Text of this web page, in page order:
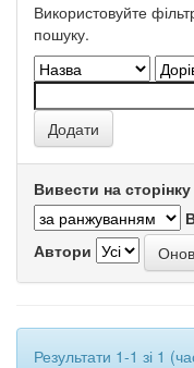
Використовуйте
пошуку.
Вивести на сторінку
Автори
Результати 1-1 зі 1